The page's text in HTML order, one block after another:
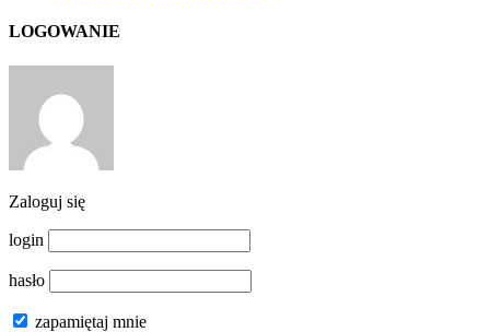
LOGOWANIE
Zaloguj się
login
hasło
zapamiętaj mnie